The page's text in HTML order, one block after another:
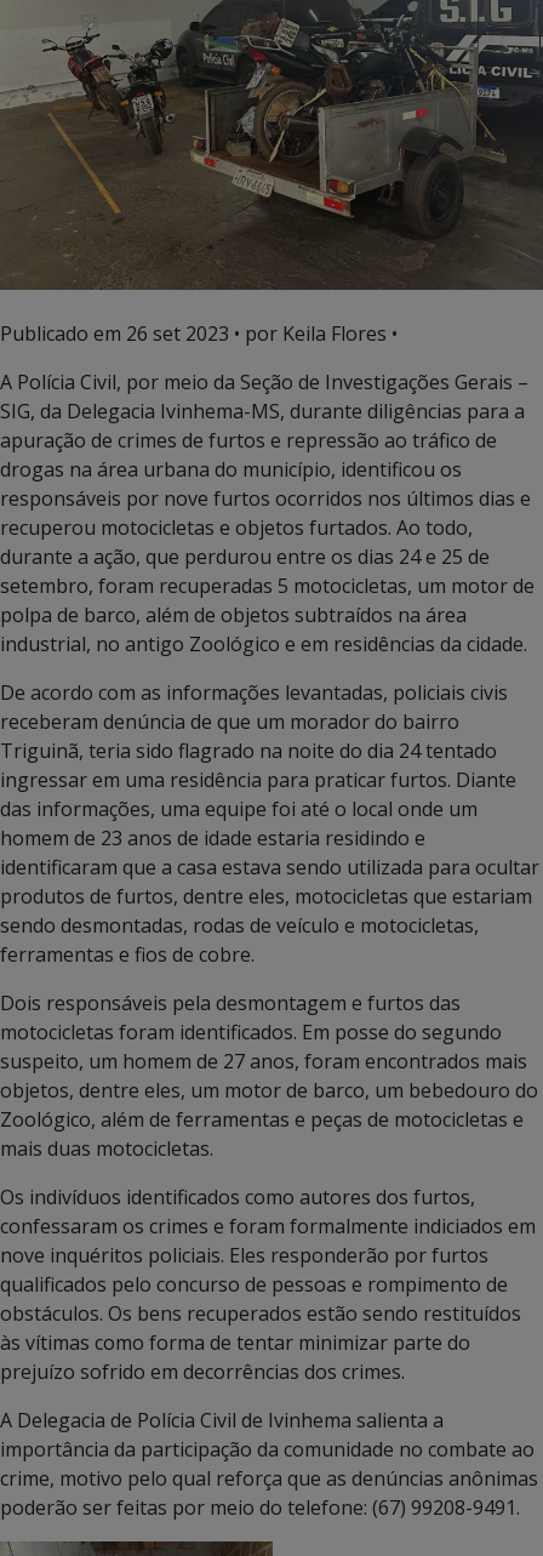
Publicado em 26 set 2023 • por Keila Flores •
A Polícia Civil, por meio da Seção de Investigações Gerais –
SIG, da Delegacia Ivinhema-MS, durante diligências para a
apuração de crimes de furtos e repressão ao tráfico de
drogas na área urbana do município, identificou os
responsáveis por nove furtos ocorridos nos últimos dias e
recuperou motocicletas e objetos furtados. Ao todo,
durante a ação, que perdurou entre os dias 24 e 25 de
setembro, foram recuperadas 5 motocicletas, um motor de
polpa de barco, além de objetos subtraídos na área
industrial, no antigo Zoológico e em residências da cidade.
De acordo com as informações levantadas, policiais civis
receberam denúncia de que um morador do bairro
Triguinã, teria sido flagrado na noite do dia 24 tentado
ingressar em uma residência para praticar furtos. Diante
das informações, uma equipe foi até o local onde um
homem de 23 anos de idade estaria residindo e
identificaram que a casa estava sendo utilizada para ocultar
produtos de furtos, dentre eles, motocicletas que estariam
sendo desmontadas, rodas de veículo e motocicletas,
ferramentas e fios de cobre.
Dois responsáveis pela desmontagem e furtos das
motocicletas foram identificados. Em posse do segundo
suspeito, um homem de 27 anos, foram encontrados mais
objetos, dentre eles, um motor de barco, um bebedouro do
Zoológico, além de ferramentas e peças de motocicletas e
mais duas motocicletas.
Os indivíduos identificados como autores dos furtos,
confessaram os crimes e foram formalmente indiciados em
nove inquéritos policiais. Eles responderão por furtos
qualificados pelo concurso de pessoas e rompimento de
obstáculos. Os bens recuperados estão sendo restituídos
às vítimas como forma de tentar minimizar parte do
prejuízo sofrido em decorrências dos crimes.
A Delegacia de Polícia Civil de Ivinhema salienta a
importância da participação da comunidade no combate ao
crime, motivo pelo qual reforça que as denúncias anônimas
poderão ser feitas por meio do telefone: (67) 99208-9491.